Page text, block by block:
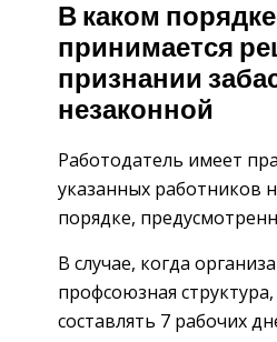
В каком порядке
принимается
признании
незаконной
Работодатель имеет
указанных работников
порядке,
В случае, когда
профсоюзная
составлять 7 рабочих